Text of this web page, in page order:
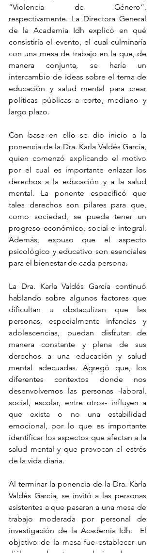
“Violencia de Género”,
respectivamente. La Directora General
de la Academia Idh explicó en qué
consistiría el evento, el cual culminaría
con una mesa de trabajo en la que, de
manera conjunta, se haría un
intercambio de ideas sobre el tema de
educación y salud mental para crear
políticas públicas a corto, mediano y
largo plazo.
Con base en ello se dio inicio a la
ponencia de la Dra. Karla Valdés García,
quien comenzó explicando el motivo
por el cual es importante enlazar los
derechos a la educación y a la salud
mental. La ponente especificó que
tales derechos son pilares para que,
como sociedad, se pueda tener un
progreso económico, social e integral.
Además, expuso que el aspecto
psicológico y educativo son esenciales
para el bienestar de cada persona.
La Dra. Karla Valdés García continuó
hablando sobre algunos factores que
dificultan u obstaculizan que las
personas, especialmente infancias y
adolescencias, puedan disfrutar de
manera constante y plena de sus
derechos a una educación y salud
mental adecuadas. Agregó que, los
diferentes contextos donde nos
desenvolvemos las personas -laboral,
social, escolar, entre otros- influyen a
que exista o no una estabilidad
emocional, por lo que es importante
identificar los aspectos que afectan a la
salud mental y que provocan el estrés
de la vida diaria.
Al terminar la ponencia de la Dra. Karla
Valdés García, se invitó a las personas
asistentes a que pasaran a una mesa de
trabajo moderada por personal de
investigación de la Academia Idh.  El
objetivo de la mesa fue establecer un